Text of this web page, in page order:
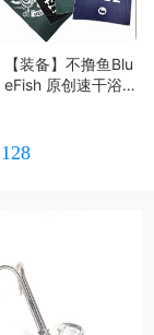
【装备】不撸鱼Blu
eFish 原创速干浴
128